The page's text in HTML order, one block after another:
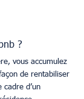
?
vous accumulez
de rentabiliser
d’un